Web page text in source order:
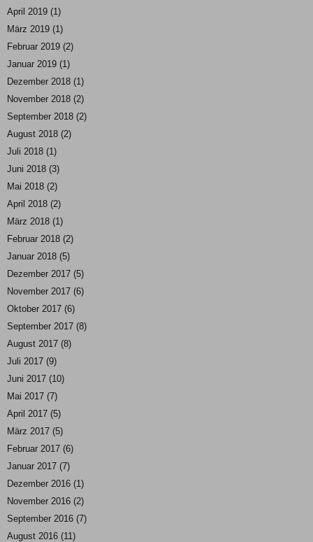
April 2019 (1)
März 2019 (1)
Februar 2019 (2)
Januar 2019 (1)
Dezember 2018 (1)
November 2018 (2)
September 2018 (2)
August 2018 (2)
Juli 2018 (1)
Juni 2018 (3)
Mai 2018 (2)
April 2018 (2)
März 2018 (1)
Februar 2018 (2)
Januar 2018 (5)
Dezember 2017 (5)
November 2017 (6)
Oktober 2017 (6)
September 2017 (8)
August 2017 (8)
Juli 2017 (9)
Juni 2017 (10)
Mai 2017 (7)
April 2017 (5)
März 2017 (5)
Februar 2017 (6)
Januar 2017 (7)
Dezember 2016 (1)
November 2016 (2)
September 2016 (7)
August 2016 (11)